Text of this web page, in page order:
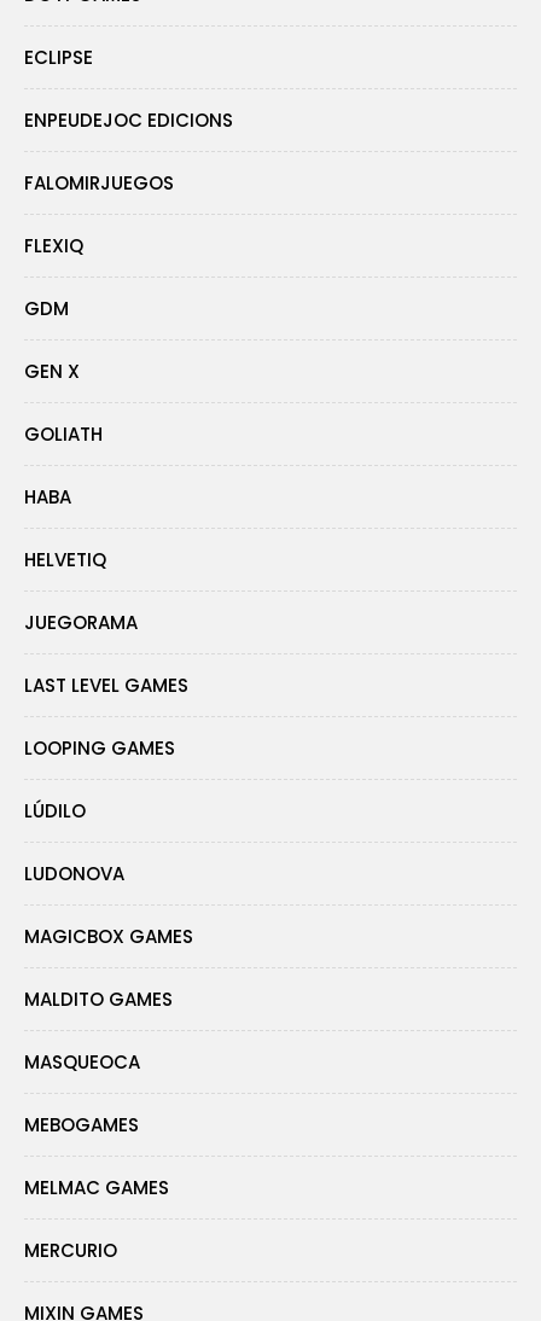
ECLIPSE
ENPEUDEJOC EDICIONS
FALOMIRJUEGOS
FLEXIQ
GDM
GEN X
GOLIATH
HABA
HELVETIQ
JUEGORAMA
LAST LEVEL GAMES
LOOPING GAMES
LÚDILO
LUDONOVA
MAGICBOX GAMES
MALDITO GAMES
MASQUEOCA
MEBOGAMES
MELMAC GAMES
MERCURIO
MIXIN GAMES